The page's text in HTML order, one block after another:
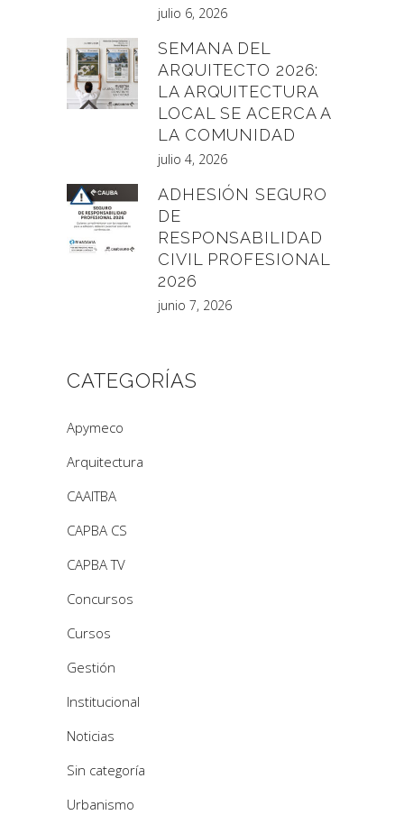
julio 6, 2026
SEMANA DEL
ARQUITECTO 2026:
LA ARQUITECTURA
LOCAL SE ACERCA A
LA COMUNIDAD
julio 4, 2026
ADHESIÓN SEGURO
DE
RESPONSABILIDAD
CIVIL PROFESIONAL
2026
junio 7, 2026
CATEGORÍAS
Apymeco
Arquitectura
CAAITBA
CAPBA CS
CAPBA TV
Concursos
Cursos
Gestión
Institucional
Noticias
Sin categoría
Urbanismo